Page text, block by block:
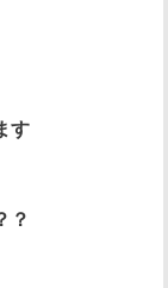
す
？